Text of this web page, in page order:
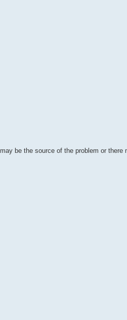
be the source of the problem or there